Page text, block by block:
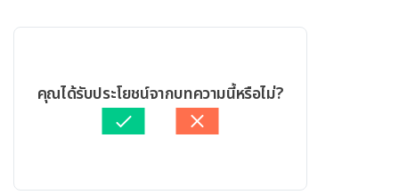
คุณได้รับประโยชน์จากบทความนี้หรือไม่?